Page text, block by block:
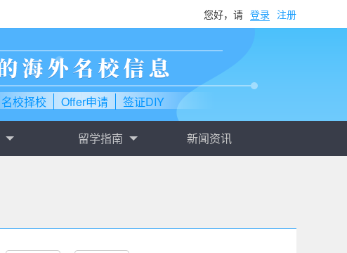
您好，请 登录 注册
名校择校 Offer申请 签证DIY
留学指南 新闻资讯